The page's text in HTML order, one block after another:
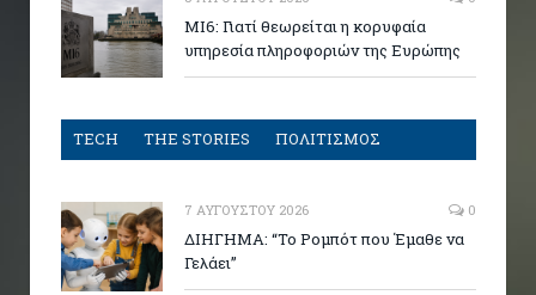
MI6: Γιατί θεωρείται η κορυφαία
υπηρεσία πληροφοριών της Ευρώπης
TECH THE STORIES ΠΟΛΙΤΙΣΜΟΣ
7 ΑΥΓΟΎΣΤΟΥ 2026 0
ΔΙΗΓΗΜΑ: “Το Ρομπότ που Έμαθε να
Γελάει”